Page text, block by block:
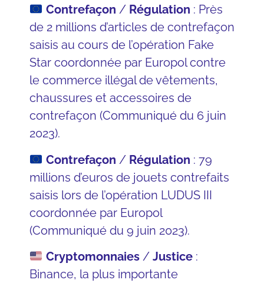
Contrefaçon / Régulation : Près
de 2 millions d’articles de contrefaçon
saisis au cours de l’opération Fake
Star coordonnée par Europol contre
le commerce illégal de vêtements,
chaussures et accessoires de
contrefaçon (Communiqué du 6 juin
2023).
Contrefaçon / Régulation : 79
millions d’euros de jouets contrefaits
saisis lors de l’opération LUDUS III
coordonnée par Europol
(Communiqué du 9 juin 2023).
Cryptomonnaies/ Justice:
Binance, la plus importante